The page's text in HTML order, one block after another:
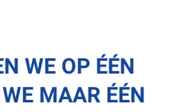
WE OP ÉÉN
MAAR ÉÉN